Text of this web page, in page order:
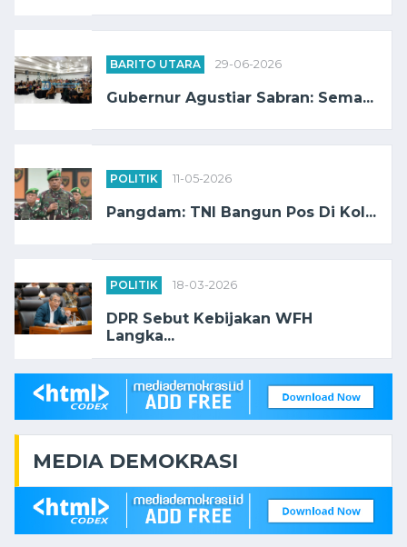
BARITO UTARA 29-06-2026
Gubernur Agustiar Sabran: Sema...
POLITIK 11-05-2026
Pangdam: TNI Bangun Pos Di Kol...
POLITIK 18-03-2026
DPR Sebut Kebijakan WFH
Langka...
MEDIA DEMOKRASI